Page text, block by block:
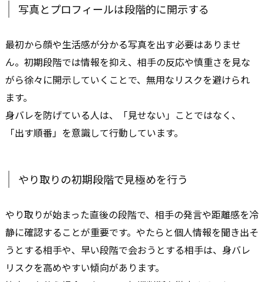
写真とプロフィールは段階的に開示する
最初から顔や生活感が分かる写真を出す必要はありませ
ん。初期段階では情報を抑え、相手の反応や慎重さを見な
がら徐々に開示していくことで、無用なリスクを避けられ
ます。
身バレを防げている人は、「見せない」ことではなく、
「出す順番」を意識して行動しています。
やり取りの初期段階で見極めを行う
やり取りが始まった直後の段階で、相手の発言や距離感を冷
静に確認することが重要です。やたらと個人情報を聞き出そ
うとする相手や、早い段階で会おうとする相手は、身バレ
リスクを高めやすい傾向があります。